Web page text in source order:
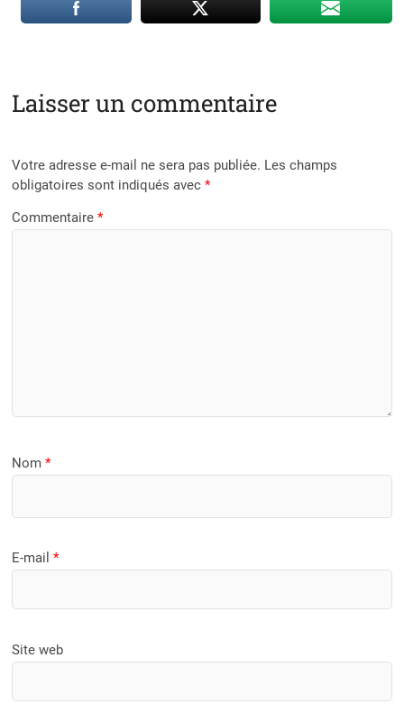
Laisser un commentaire
Votre adresse e-mail ne sera pas publiée. Les champs
obligatoires sont indiqués avec*
Commentaire*
Nom*
E-mail*
Site web